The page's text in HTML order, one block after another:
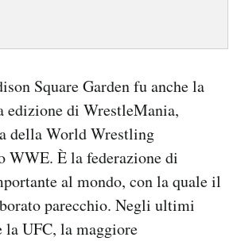
Square Garden fu anche la
edizione di WrestleMania,
della World Wrestling
WWE. È la federazione di
al mondo, con la quale il
parecchio. Negli ultimi
la UFC, la maggiore